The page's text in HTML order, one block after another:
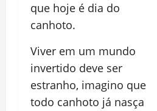
que hoje é dia do
canhoto.
Viver em um mundo
invertido deve ser
estranho, imagino que
todo canhoto já nasça